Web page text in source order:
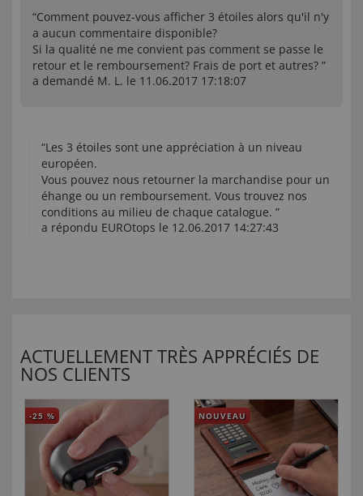
“Comment pouvez-vous afficher 3 étoiles alors qu'il n'y
a aucun commentaire disponible?
Si la qualité ne me convient pas comment se passe le
retour et le remboursement? Frais de port et autres? ”
a demandé M. L. le 11.06.2017 17:18:07
“Les 3 étoiles sont une appréciation à un niveau
européen.
Vous pouvez nous retourner la marchandise pour un
éhange ou un remboursement. Vous trouvez nos
conditions au milieu de chaque catalogue. ”
a répondu EUROtops le 12.06.2017 14:27:43
ACTUELLEMENT TRÈS APPRÉCIÉS DE
NOS CLIENTS
-25 % NOUVEAU